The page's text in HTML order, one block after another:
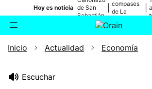
Hoy es noticia de San
Sebastián
compases
de La
Buscador Actualidad
Inicio Actualidad Economía
Escuchar